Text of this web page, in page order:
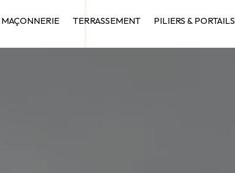
MAÇONNERIE TERRASSEMENT PILIERS & PORTAILS